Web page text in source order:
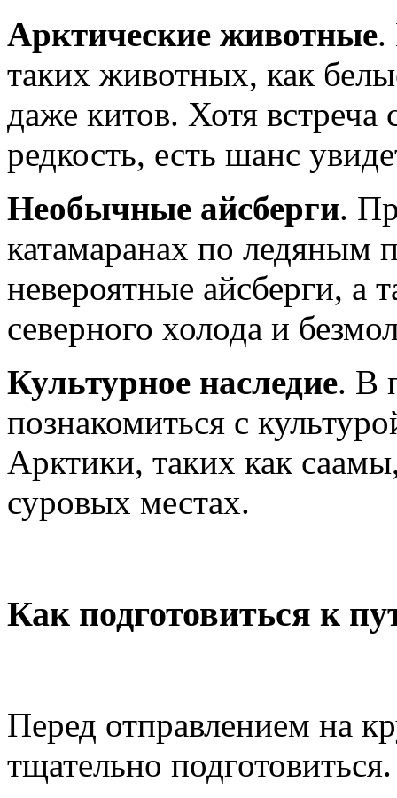
Арктические животные.
таких животных, как
даже китов. Хотя
редкость, есть шанс
Необычные айсберги.
катамаранах по ледяным
невероятные айсберги, а
северного холода и
Культурное наследие. В
познакомиться с
Арктики, таких как
суровых местах.
Как подготовиться к
Перед отправлением на
тщательно